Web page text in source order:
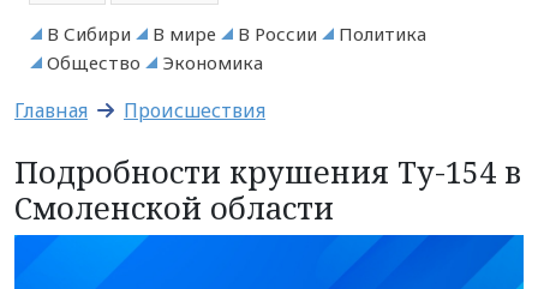
В Сибири В мире В России
Политика
Общество
Экономика
Главная Происшествия
Подробности крушения Ту-154 в
Смоленской области